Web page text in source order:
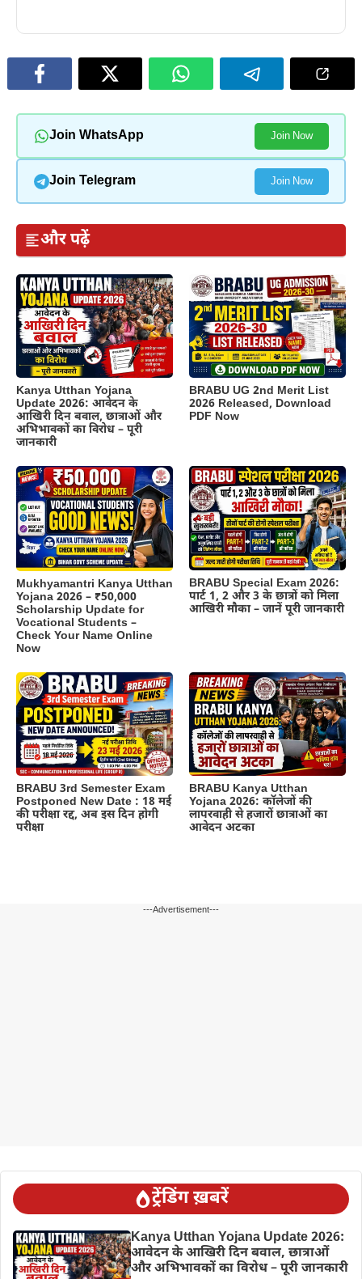
Join WhatsApp Join Now
Join Telegram Join Now
और पढ़ें
Kanya Utthan Yojana
Update 2026: आवेदन के
आखिरी दिन बवाल, छात्राओं और
अभिभावकों का विरोध – पूरी
जानकारी
BRABU UG 2nd Merit List
2026 Released, Download
PDF Now
Mukhyamantri Kanya Utthan
Yojana 2026 – ₹50,000
Scholarship Update for
Vocational Students –
Check Your Name Online
Now
BRABU Special Exam 2026:
पार्ट 1, 2 और 3 के छात्रों को मिला
आखिरी मौका – जानें पूरी जानकारी
BRABU 3rd Semester Exam
Postponed New Date : 18 मई
की परीक्षा रद्द, अब इस दिन होगी
परीक्षा
BRABU Kanya Utthan
Yojana 2026: कॉलेजों की
लापरवाही से हजारों छात्राओं का
आवेदन अटका
---Advertisement---
ट्रेंडिंग ख़बरें
Kanya Utthan Yojana Update 2026:
आवेदन के आखिरी दिन बवाल, छात्राओं
और अभिभावकों का विरोध – पूरी जानकारी